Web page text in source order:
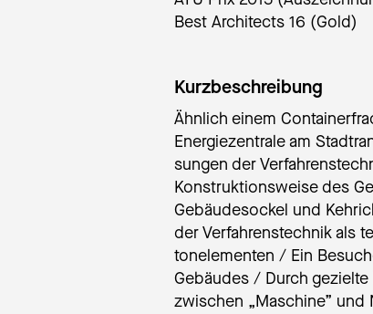
Best Architects 16 (Gold)
Kurzbeschreibung
Ähnlich einem
En­er­gie­zen­tra­le am
sun­gen der
Kon­struk­ti­ons­wei­se des
Ge­bäu­de­so­ckel und
der Ver­fah­rens­tech­nik als
ton­ele­men­ten / Ein
Gebäudes / Durch
zwischen „Maschine” und